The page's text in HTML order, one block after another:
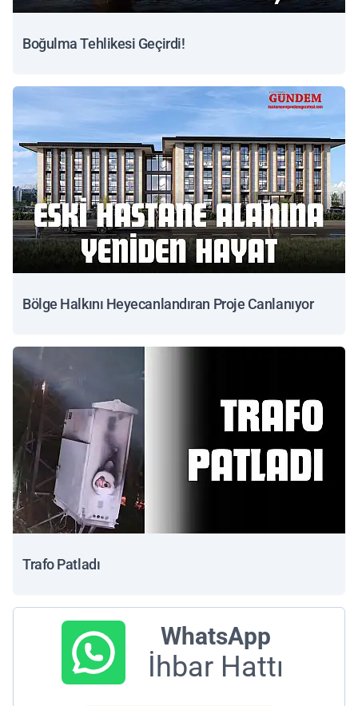
Boğulma Tehlikesi Geçirdi!
Bölge Halkını Heyecanlandıran Proje Canlanıyor
Trafo Patladı
WhatsApp
İhbar Hattı